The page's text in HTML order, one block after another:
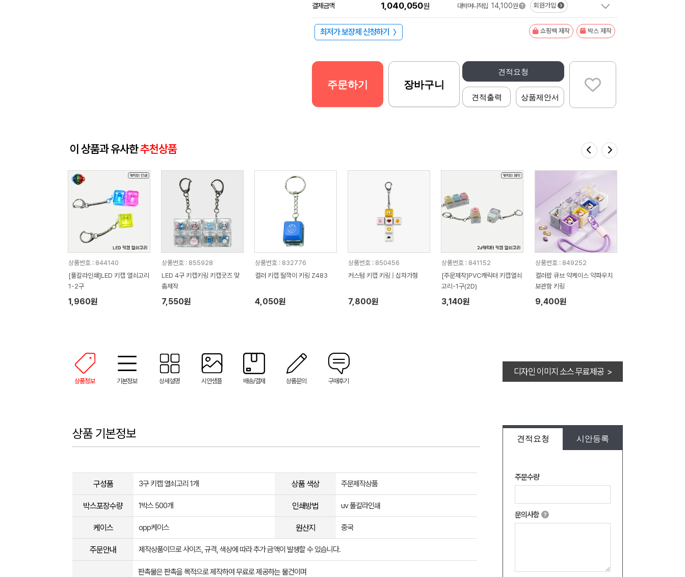
결제금액 1,040,050원 대박머니적립 14,100원 회원가입
최저가 보장제 신청하기 〉 쇼핑백 제작 박스 제작
견적요청
견적출력 상품제안서
주문하기 장바구니
이 상품과 유사한추천상품
상품번호 : 844140
[풀칼라인쇄]LED 키캡 열쇠고리
1-2구
1,960원
상품번호 : 855928
LED 4구 키캡키링 키캡굿즈 맞
춤제작
7,550원
상품번호 : 832776
컬러 키캡 딸깍이 키링 Z483
4,050원
상품번호 : 850456
커스텀 키캡 키링 | 십자가형
7,800원
상품번호 : 841152
[주문제작]PVC캐릭터 키캡열쇠
고리-1구(2D)
3,140원
상품번호 : 849252
컬러팝 큐브 약케이스 약파우치
보관함 키링
9,400원
상품정보 기본정보 상세설명 시안샘플 배송/결제 상품문의 구매후기
디자인 이미지 소스 무료제공 >
견적요청 시안등록
주문수량
문의사항
상품 기본정보
구성품 3구 키캡 열쇠고리 1개 상품 색상 주문제작상품
박스포장수량 1박스 500개 인쇄방법 uv 풀칼라인쇄
케이스 opp케이스 원산지 중국
주문안내 제작상품이므로 사이즈, 규격, 색상에 따라 추가 금액이 발생할 수 있습니다.
판촉물은 판촉을 목적으로 제작하여 무료로 제공하는 물건이며